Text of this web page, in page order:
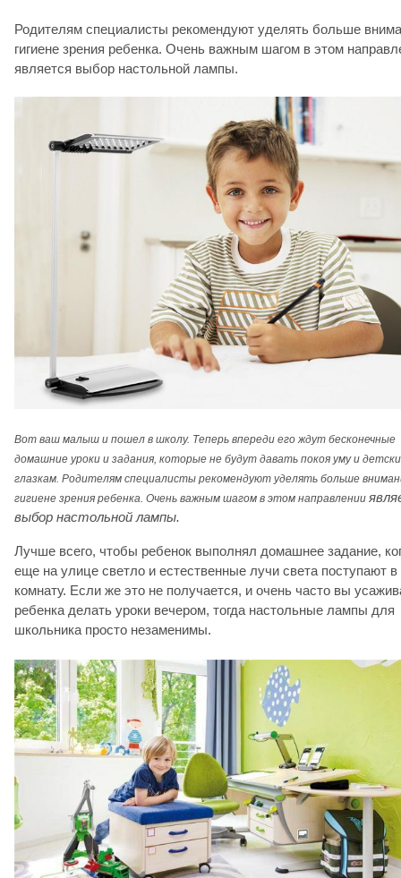
Родителям специалисты рекомендуют уделять больше
гигиене зрения ребенка. Очень важным шагом в этом
является выбор настольной лампы.
Вот ваш малыш и пошел в школу. Теперь впереди его ждут бесконечные
домашние уроки и задания, которые не будут давать покоя уму и
глазкам. Родителям специалисты рекомендуют уделять больше
гигиене зрения ребенка. Очень важным шагом в этом направлении
выбор настольной лампы.
Лучше всего, чтобы ребенок выполнял домашнее задание,
еще на улице светло и естественные лучи света поступают в
комнату. Если же это не получается, и очень часто вы
ребенка делать уроки вечером, тогда настольные лампы для
школьника просто незаменимы.